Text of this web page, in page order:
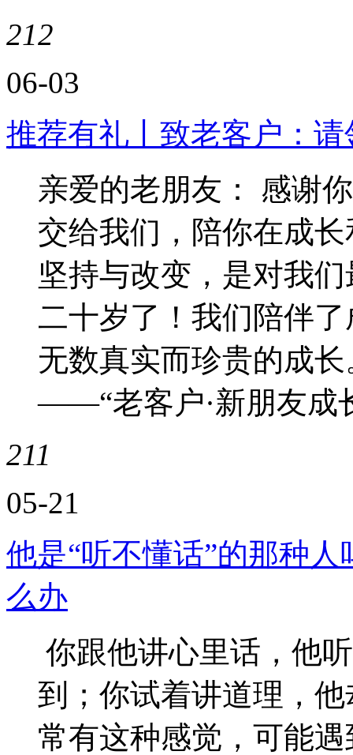
212
06-03
推荐有礼丨致老客户：
亲爱的老朋友： 感谢
交给我们，陪你在成
坚持与改变，是对我
二十岁了！我们陪伴
无数真实而珍贵的成
——“老客户·新朋友成
211
05-21
他是“听不懂话”的那种
么办
你跟他讲心里话，他
到；你试着讲道理，
常有这种感觉，可能